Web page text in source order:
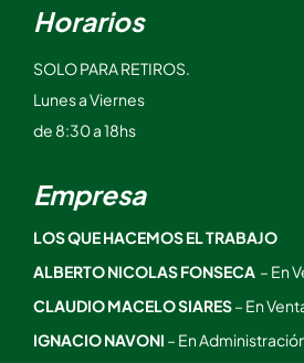
Horarios
SOLO PARA RETIROS.
Lunes a Viernes
de 8:30 a 18hs
Empresa
LOS QUE HACEMOS EL TRABAJO
ALBERTO NICOLAS FONSECA – En
CLAUDIO MACELO SIARES– En
IGNACIO NAVONI – En